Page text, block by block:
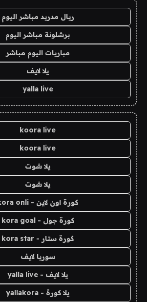
ريال مدريد مباشر اليوم
برشلونة مباشر اليوم
مباريات اليوم مباشر
يلا لايف
yalla live
koora live
koora live
يلا شوت
يلا شوت
كورة اون لاين - kora onli
كورة جول - kora goal
كورة ستار - kora star
سوريا لايف
يلا لايف - yalla live
يلا كورة - yallakora